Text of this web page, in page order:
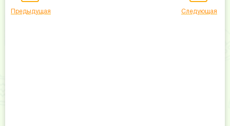
Предыдущая Следующая